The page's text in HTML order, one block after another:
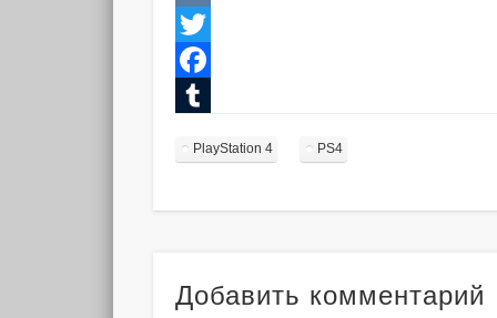
VK
Twitter
Facebook
PlayStation 4 PS4
Добавить комментарий